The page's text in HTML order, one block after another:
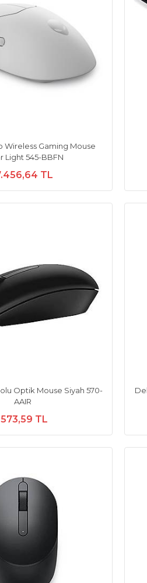
Wireless Gaming Mouse
Light 545-BBFN
TL
Optik Mouse Siyah 570-
AAIR
573,59 TL